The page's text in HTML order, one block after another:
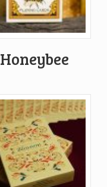
Honeybee